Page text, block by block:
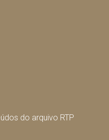
do arquivo RTP